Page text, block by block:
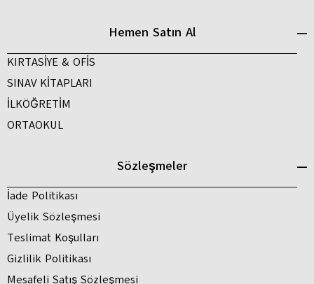
Hemen Satın Al
KIRTASİYE & OFİS
SINAV KİTAPLARI
İLKÖĞRETİM
ORTAOKUL
Sözleşmeler
İade Politikası
Üyelik Sözleşmesi
Teslimat Koşulları
Gizlilik Politikası
Mesafeli Satış Sözleşmesi